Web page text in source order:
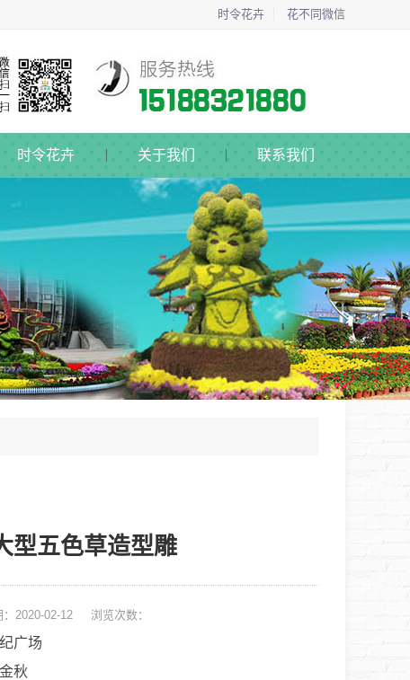
时令花卉 花不同微信
时令花卉 关于我们 联系我们
型五色草造型雕
：2020-02-12 浏览次数：
广场
秋